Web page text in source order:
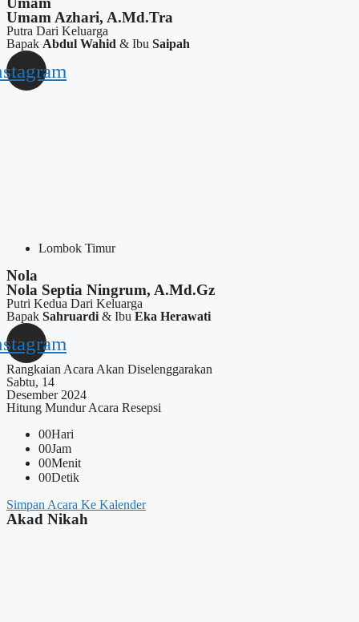
Umam Azhari, A.Md.Tra
Putra Dari Keluarga
Bapak Abdul Wahid & Ibu Saipah
Lombok Timur
Nola
Nola Septia Ningrum, A.Md.Gz
Putri Kedua Dari Keluarga
Bapak Sahruardi & Ibu Eka Herawati
Rangkaian Acara Akan Diselenggarakan
Sabtu, 14
Desember 2024
Hitung Mundur Acara Resepsi
00Hari
00Jam
00Menit
00Detik
Simpan Acara Ke Kalender
Akad Nikah